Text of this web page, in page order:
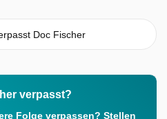
Doc Fischer
verpasst?
Folge verpassen? Stellen